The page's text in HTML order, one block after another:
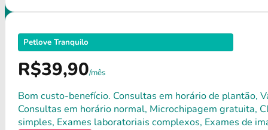
Petlove Tranquilo
R$39,90/mês
Bom custo-benefício. Consultas em horário de plantão,
Consultas em horário normal, Microchipagem gratuita,
simples, Exames laboratoriais complexos, Exames de